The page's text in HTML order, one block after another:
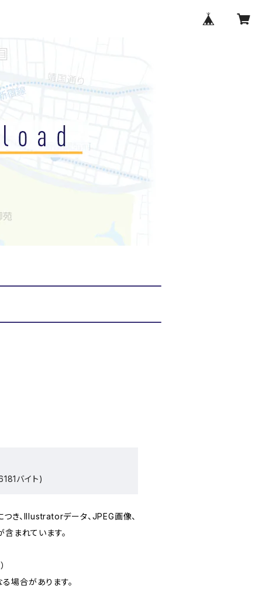
バイト)
き、Illustratorデータ、JPEG画像、
まれています。
場合があります。